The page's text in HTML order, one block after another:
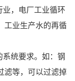
，电厂工业循环
工业生产水的再循
统要求。如：钢
滤等，可以过滤掉